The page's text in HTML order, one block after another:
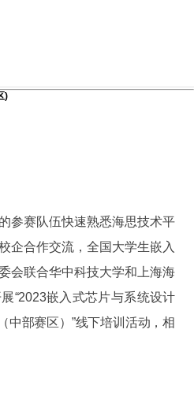
)
参赛队伍快速熟悉海思技术平
企合作交流，全国大学生嵌入
会联合华中科技大学和上海海
“2023嵌入式芯片与系统设计
中部赛区）”线下培训活动，相